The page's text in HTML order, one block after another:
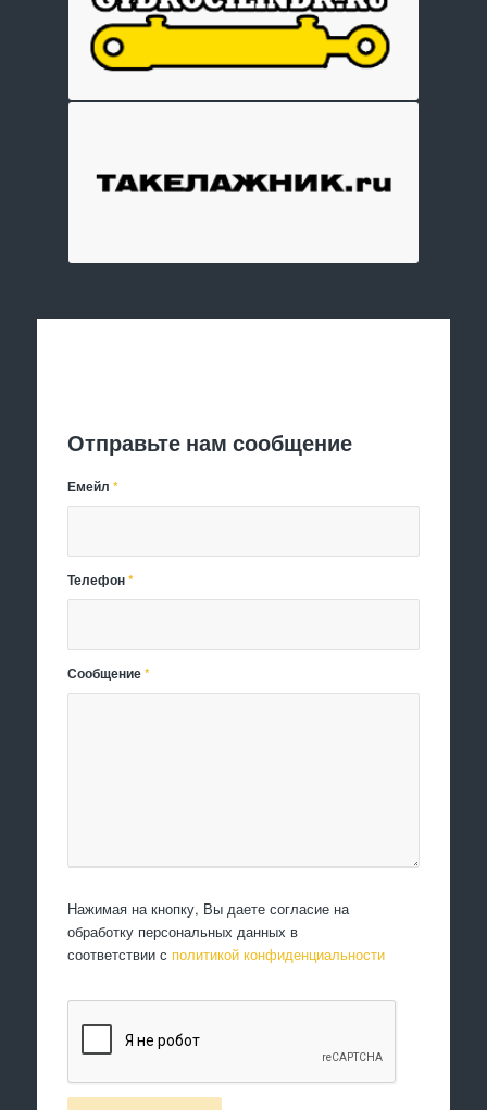
Отправьте нам сообщение
Емейл*
Телефон*
Сообщение*
Нажимая на кнопку, Вы даете согласие на
обработку персональных данных в
соответствии с политикой конфиденциальности